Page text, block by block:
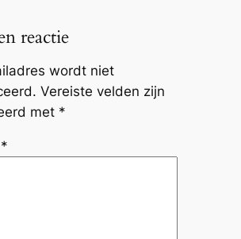
reactie
wordt niet
Vereiste velden zijn
met *
*